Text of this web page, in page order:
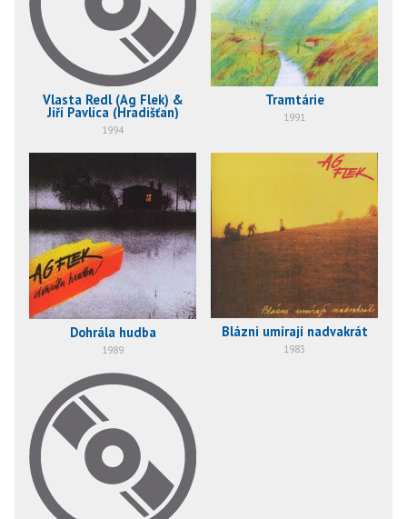
Vlasta Redl (Ag Flek) &
Jiří Pavlica (Hradišťan)
1994
Tramtárie
1991
Dohrála hudba
1989
Blázni umírají nadvakrát
1983